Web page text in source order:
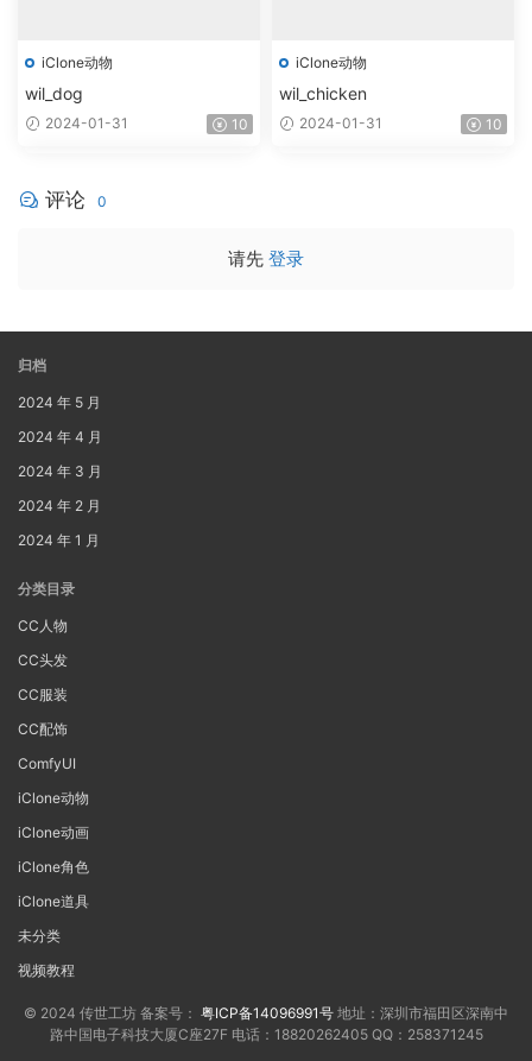
iClone动物
wil_dog
2024-01-31 10
iClone动物
wil_chicken
2024-01-31 10
评论 0
请先 登录
归档
2024 年 5 月
2024 年 4 月
2024 年 3 月
2024 年 2 月
2024 年 1 月
分类目录
CC人物
CC头发
CC服装
CC配饰
ComfyUI
iClone动物
iClone动画
iClone角色
iClone道具
未分类
视频教程
© 2024 传世工坊 备案号： 粤ICP备14096991号 地址：深圳市福田区深南中
路中国电子科技大厦C座27F 电话：18820262405 QQ：258371245